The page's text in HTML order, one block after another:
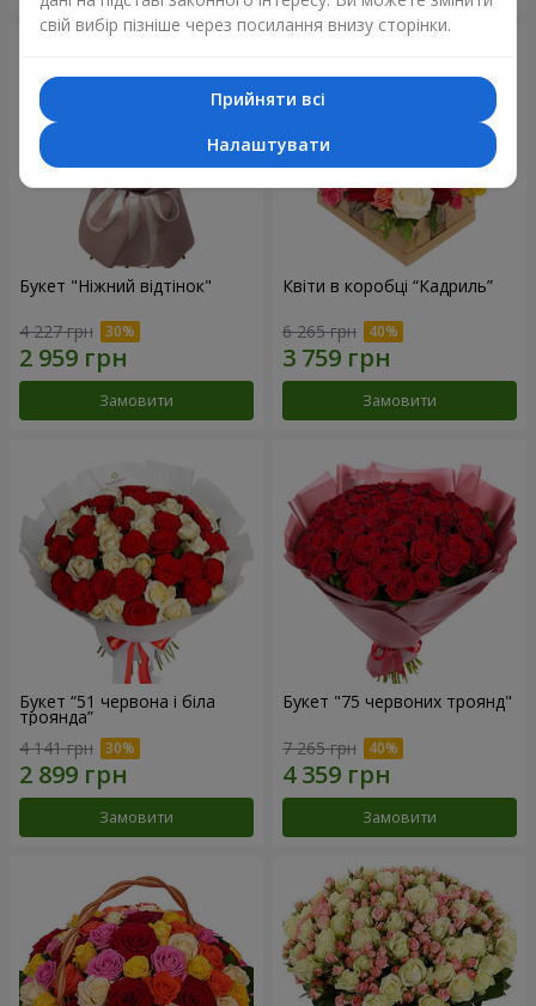
Букет "Ніжний відтінок"
4 227 грн
Замовити
Квіти в коробці “Кадриль”
6 265 грн
Замовити
Букет “51 червона і біла
троянда”
4 141 грн
Замовити
Букет "75 червоних троянд"
7 265 грн
Замовити
свій вибір пізніше через посилання внизу сторінки.
Прийняти всі
Налаштувати